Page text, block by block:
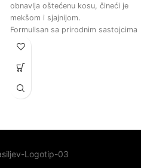
obnavlja oštećenu kosu, čineći je
mekšom i sjajnijom.
Formulisan sa prirodnim sastojcima
koji pomažu u zaštiti kose od
štetnih uticaja okoline.
Olakšava raščešljavanje i smanjuje
elastičnost.
Ne ostavlja masne tragove i brzo
se upija, pružajući dugotrajnu